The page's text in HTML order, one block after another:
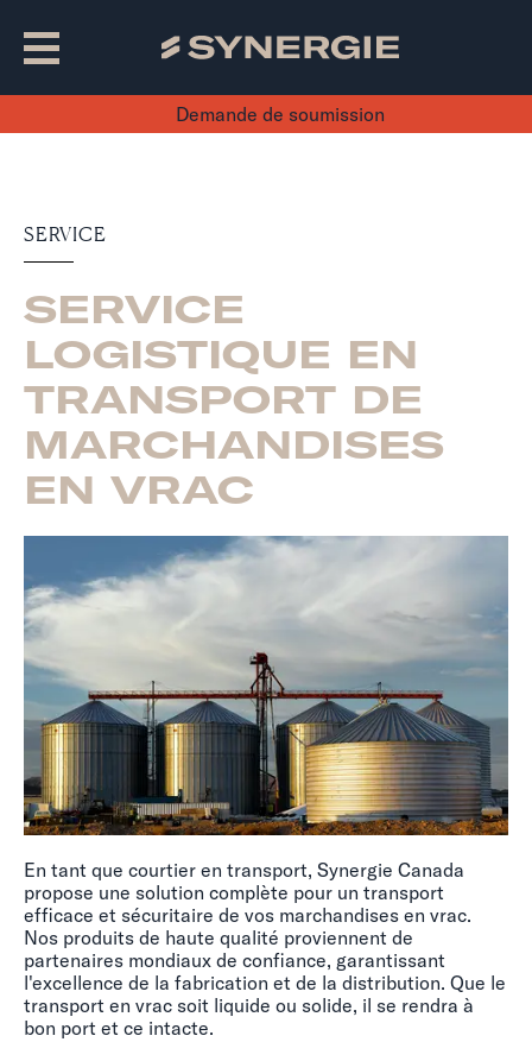
Demande de soumission
SERVICE
SERVICE
LOGISTIQUE EN
TRANSPORT DE
MARCHANDISES
EN VRAC
En tant que courtier en transport, Synergie Canada
propose une solution complète pour un transport
efficace et sécuritaire de vos marchandises en vrac.
Nos produits de haute qualité proviennent de
partenaires mondiaux de confiance, garantissant
l'excellence de la fabrication et de la distribution. Que le
transport en vrac soit liquide ou solide, il se rendra à
bon port et ce intacte.